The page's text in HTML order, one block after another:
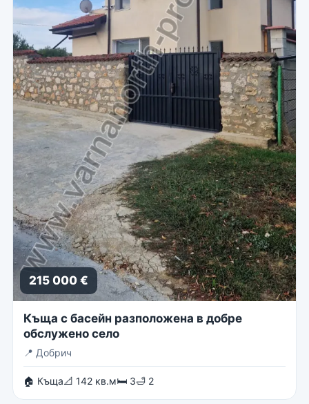
215 000 €
Къща с басейн разположена в добре
обслужено село
📍 Добрич
🏠 Къща📐 142 кв.м🛏 3🛁 2